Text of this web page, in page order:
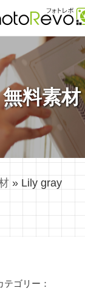
無料素材
» Lily gray
テゴリー：